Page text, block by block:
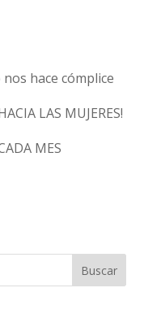
hace cómplice
LAS MUJERES!
MES